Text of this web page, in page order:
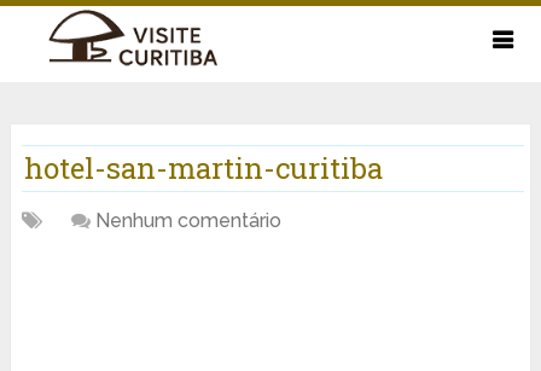
hotel-san-martin-curitiba
Nenhum comentário